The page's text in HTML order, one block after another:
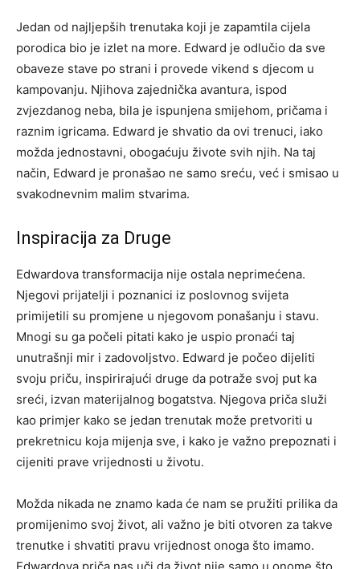
Jedan od najljepših trenutaka koji je zapamtila cijela
porodica bio je izlet na more. Edward je odlučio da sve
obaveze stave po strani i provede vikend s djecom u
kampovanju. Njihova zajednička avantura, ispod
zvjezdanog neba, bila je ispunjena smijehom, pričama i
raznim igricama. Edward je shvatio da ovi trenuci, iako
možda jednostavni, obogaćuju živote svih njih. Na taj
način, Edward je pronašao ne samo sreću, već i smisao u
svakodnevnim malim stvarima.
Inspiracija za Druge
Edwardova transformacija nije ostala neprimećena.
Njegovi prijatelji i poznanici iz poslovnog svijeta
primijetili su promjene u njegovom ponašanju i stavu.
Mnogi su ga počeli pitati kako je uspio pronaći taj
unutrašnji mir i zadovoljstvo. Edward je počeo dijeliti
svoju priču, inspirirajući druge da potraže svoj put ka
sreći, izvan materijalnog bogatstva. Njegova priča služi
kao primjer kako se jedan trenutak može pretvoriti u
prekretnicu koja mijenja sve, i kako je važno prepoznati i
cijeniti prave vrijednosti u životu.
Možda nikada ne znamo kada će nam se pružiti prilika da
promijenimo svoj život, ali važno je biti otvoren za takve
trenutke i shvatiti pravu vrijednost onoga što imamo.